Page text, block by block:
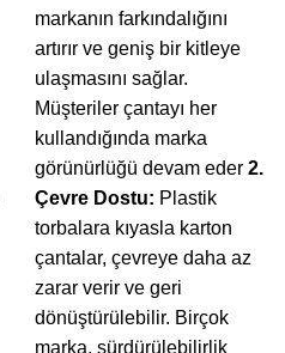
markanın farkındalığını
artırır ve geniş bir kitleye
ulaşmasını sağlar.
Müşteriler çantayı her
kullandığında marka
görünürlüğü devam eder 2.
Çevre Dostu: Plastik
torbalara kıyasla karton
çantalar, çevreye daha az
zarar verir ve geri
dönüştürülebilir. Birçok
marka, sürdürülebilirlik